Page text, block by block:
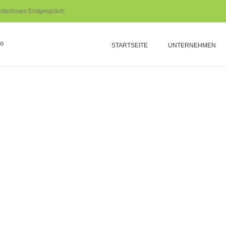
Erstgespräch
STARTSEITE UNTERNEHMEN